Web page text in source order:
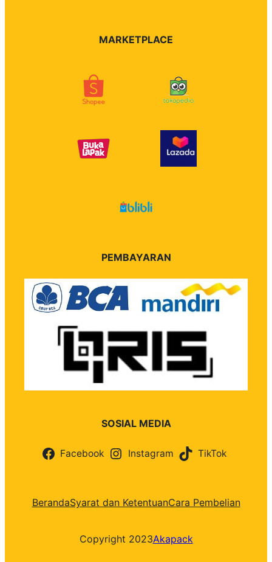
MARKETPLACE
PEMBAYARAN
SOSIAL MEDIA
Facebook Instagram TikTok
BerandaSyarat dan KetentuanCara Pembelian
Copyright 2023Akapack